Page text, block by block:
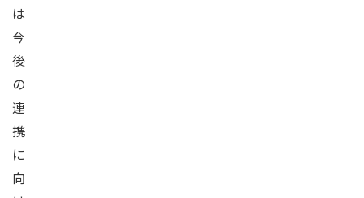
は
今
後
の
連
携
に
向